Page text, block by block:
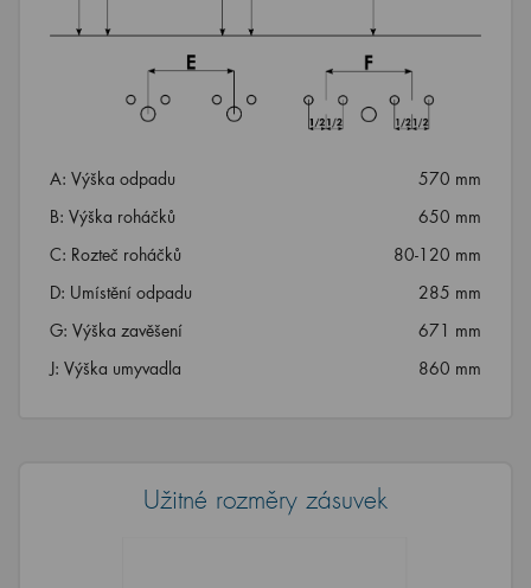
A: Výška odpadu
570 mm
B: Výška roháčků
650 mm
C: Rozteč roháčků
80-120 mm
D: Umístění odpadu
285 mm
G: Výška zavěšení
671 mm
J: Výška umyvadla
860 mm
Užitné rozměry zásuvek